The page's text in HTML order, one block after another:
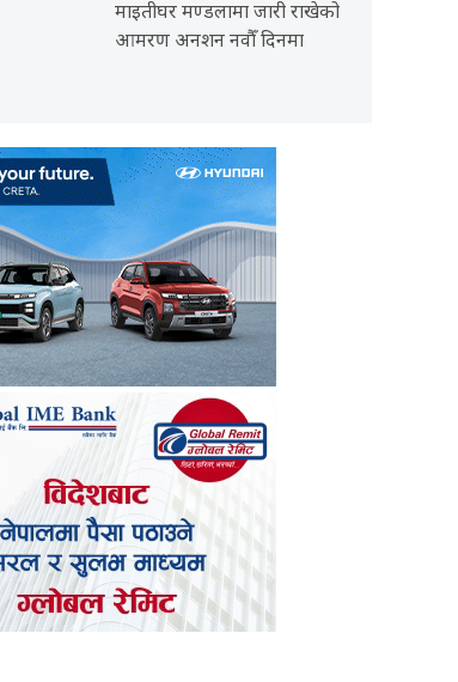
माइतीघर मण्डलामा जारी राखेको
आमरण अनशन नवौँ दिनमा